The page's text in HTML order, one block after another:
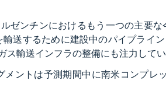
ゼンチンにおけるもう一つの主要
送するために建設中のパイプライン
輸送インフラの整備にも注力してい
ントは予測期間中に南米コンプレ